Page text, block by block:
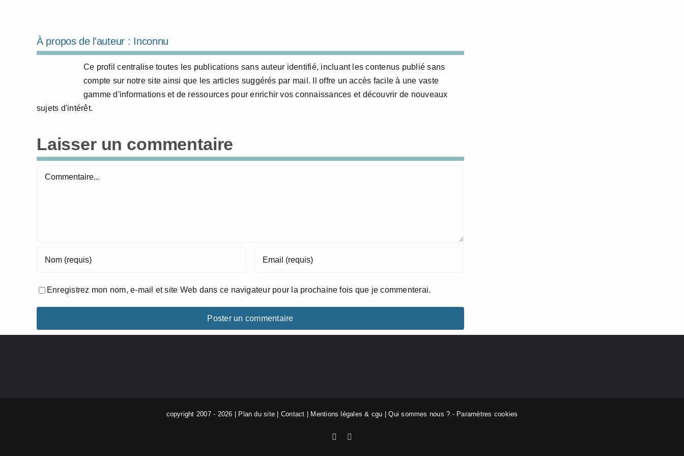
À propos de l'auteur : Inconnu
Ce profil centralise toutes les publications sans auteur identifié, incluant les contenus publié sans
compte sur notre site ainsi que les articles suggérés par mail. Il offre un accès facile à une vaste
gamme d'informations et de ressources pour enrichir vos connaissances et découvrir de nouveaux
sujets d'intérêt.
Laisser un commentaire
Commentaire
Enregistrez mon nom, e-mail et site Web dans ce navigateur pour la prochaine fois que je commenterai.
copyright 2007 - 2026 | Plan du site Contact Mentions légales & cgu |Qui sommes nous ? - Paramètres cookies
Facebook